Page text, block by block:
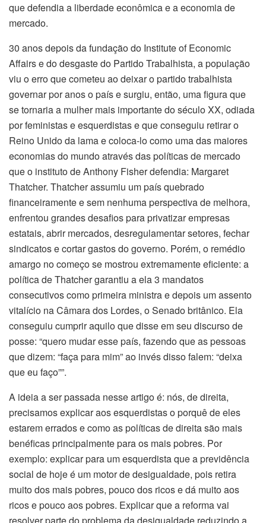
que defendia a liberdade econômica e a economia de
mercado.
30 anos depois da fundação do Institute of Economic
Affairs e do desgaste do Partido Trabalhista, a população
viu o erro que cometeu ao deixar o partido trabalhista
governar por anos o país e surgiu, então, uma figura que
se tornaria a mulher mais importante do século XX, odiada
por feministas e esquerdistas e que conseguiu retirar o
Reino Unido da lama e coloca-lo como uma das maiores
economias do mundo através das políticas de mercado
que o instituto de Anthony Fisher defendia: Margaret
Thatcher. Thatcher assumiu um país quebrado
financeiramente e sem nenhuma perspectiva de melhora,
enfrentou grandes desafios para privatizar empresas
estatais, abrir mercados, desregulamentar setores, fechar
sindicatos e cortar gastos do governo. Porém, o remédio
amargo no começo se mostrou extremamente eficiente: a
política de Thatcher garantiu a ela 3 mandatos
consecutivos como primeira ministra e depois um assento
vitalício na Câmara dos Lordes, o Senado britânico. Ela
conseguiu cumprir aquilo que disse em seu discurso de
posse: “quero mudar esse país, fazendo que as pessoas
que dizem: “faça para mim” ao invés disso falem: “deixa
que eu faço””.
A ideia a ser passada nesse artigo é: nós, de direita,
precisamos explicar aos esquerdistas o porquê de eles
estarem errados e como as políticas de direita são mais
benéficas principalmente para os mais pobres. Por
exemplo: explicar para um esquerdista que a previdência
social de hoje é um motor de desigualdade, pois retira
muito dos mais pobres, pouco dos ricos e dá muito aos
ricos e pouco aos pobres. Explicar que a reforma vai